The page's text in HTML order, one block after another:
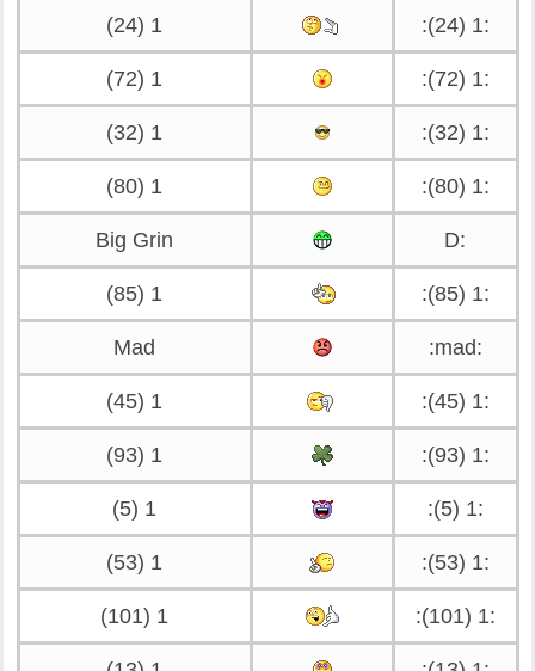
:1 (24):
1 (24)
:1 (72):
1 (72)
:1 (32):
1 (32)
:1 (80):
1 (80)
:D
Big Grin
:1 (85):
1 (85)
:mad:
Mad
:1 (45):
1 (45)
:1 (93):
1 (93)
:1 (5):
1 (5)
:1 (53):
1 (53)
:1 (101):
1 (101)